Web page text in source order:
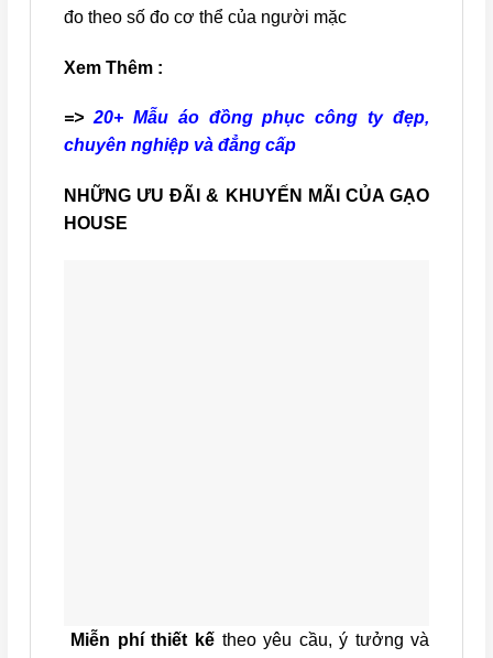
đo theo số đo cơ thể của người mặc
Xem Thêm :
=> 20+ Mẫu áo đồng phục công ty đẹp,
chuyên nghiệp và đẳng cấp
NHỮNG ƯU ĐÃI & KHUYẾN MÃI CỦA GẠO
HOUSE
Miễn phí thiết kế theo yêu cầu, ý tưởng và